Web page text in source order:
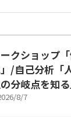
クショップ
/自己分析「
分岐点を知る
8/7